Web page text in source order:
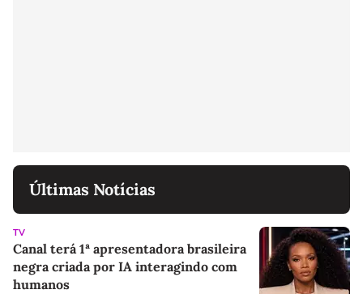
Últimas Notícias
TV
Canal terá 1ª apresentadora brasileira
negra criada por IA interagindo com
humanos